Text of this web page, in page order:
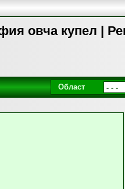
овча купел |
Област